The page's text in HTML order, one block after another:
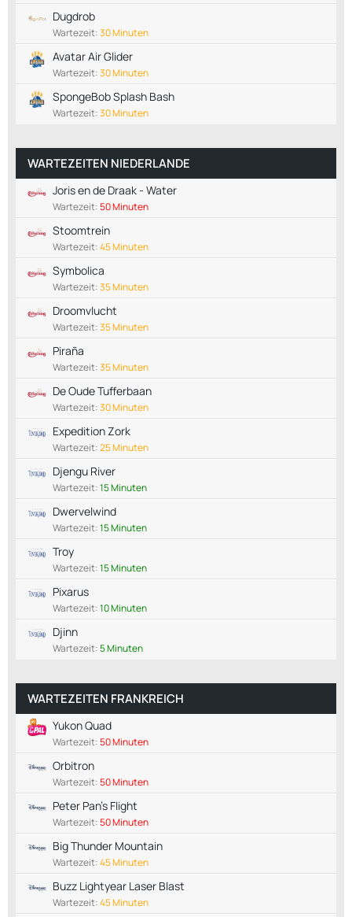
Dugdrob
Wartezeit:30 Minuten
Avatar Air Glider
Wartezeit:30 Minuten
SpongeBob Splash Bash
Wartezeit:30 Minuten
WARTEZEITEN NIEDERLANDE
Joris en de Draak - Water
Wartezeit:50 Minuten
Stoomtrein
Wartezeit:45 Minuten
Symbolica
Wartezeit:35 Minuten
Droomvlucht
Wartezeit:35 Minuten
Piraña
Wartezeit:35 Minuten
De Oude Tufferbaan
Wartezeit:30 Minuten
Expedition Zork
Wartezeit:25 Minuten
Djengu River
Wartezeit:15 Minuten
Dwervelwind
Wartezeit:15 Minuten
Troy
Wartezeit:15 Minuten
Pixarus
Wartezeit:10 Minuten
Djinn
Wartezeit:5 Minuten
WARTEZEITEN FRANKREICH
Yukon Quad
Wartezeit:50 Minuten
Orbitron
Wartezeit:50 Minuten
Peter Pan's Flight
Wartezeit:50 Minuten
Big Thunder Mountain
Wartezeit:45 Minuten
Buzz Lightyear Laser Blast
Wartezeit:45 Minuten